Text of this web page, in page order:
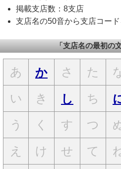
掲載支店数：8支店
支店名の50音から支店コー
「支店名の最初の
あ か さ た
い
き し ち
う
く す つ
え
け せ て